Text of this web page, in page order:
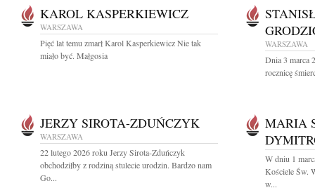
KAROL KASPERKIEWICZ
WARSZAWA
Pięć lat temu zmarł Karol Kasperkiewicz Nie tak
miało być. Małgosia
WARSZAWA
Dnia 3 marca
rocznicę
JERZY SIROTA-ZDUŃCZYK
WARSZAWA
22 lutego 2026 roku Jerzy Sirota-Zduńczyk
obchodziłby z rodziną stulecie urodzin. Bardzo nam
Go...
MARIA
W dniu 1
Kościele Św.
w...